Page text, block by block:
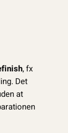
, fx
Det
at